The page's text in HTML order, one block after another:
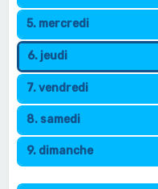
5. mercredi
6. jeudi
7. vendredi
8. samedi
9. dimanche